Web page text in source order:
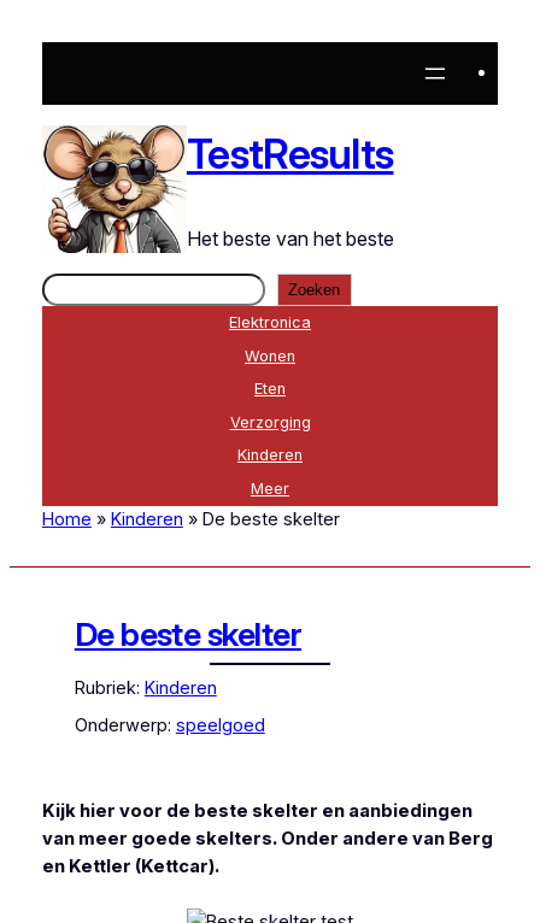
naar
inhoud
TestResults
Het beste van het beste
Zoeken
Zoeken
Elektronica
Wonen
Eten
Verzorging
Kinderen
Meer
Home » Kinderen »De beste skelter
De beste skelter
Rubriek: Kinderen
Onderwerp: speelgoed
Kijk hier voor de beste skelter en aanbiedingen
van meer goede skelters. Onder andere van Berg
en Kettler (Kettcar).